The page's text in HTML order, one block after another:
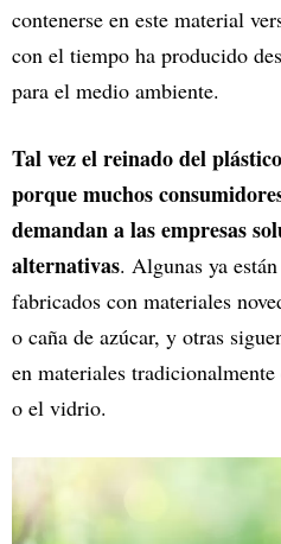
contenerse en este material
con el tiempo ha producido
para el medio ambiente.
Tal vez el reinado del
porque muchos
demandan a las empresas
alternativas. Algunas ya
fabricados con materiales
o caña de azúcar, y otras
en materiales
o el vidrio.